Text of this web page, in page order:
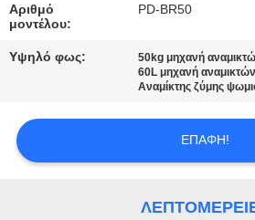
POLICY
Αριθμό
μοντέλου:
PD-BR50
Υψηλό φως: 50kg μηχανή
60L μηχανή
Αναμίκτης ζύμης
ΕΠΑΦΉ!